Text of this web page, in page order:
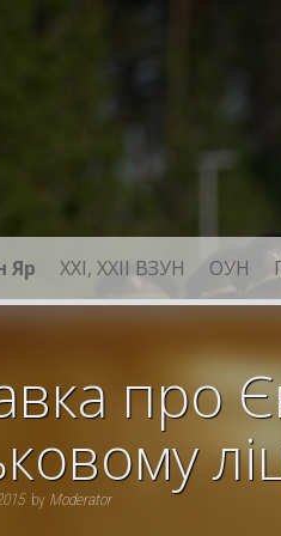
Яр XXI, ХХІІ ВЗУН ОУН
про
by Moderator